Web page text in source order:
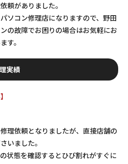
頼がありました。
ソコン修理店になりますので、野田
の故障でお困りの場合はお気軽にお
す。
実績
理依頼となりましたが、直接店舗の
いました。
状態を確認するとひび割れがすぐに